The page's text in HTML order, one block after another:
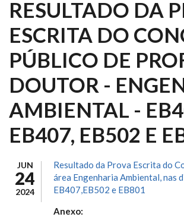
RESULTADO DA
ESCRITA DO
PÚBLICO DE
DOUTOR -
AMBIENTAL -
EB407, EB502 E
JUN
24
2024
Resultado da Prova Escrita do
área Engenharia Ambiental, nas
EB407,EB502 e EB801
Anexo: